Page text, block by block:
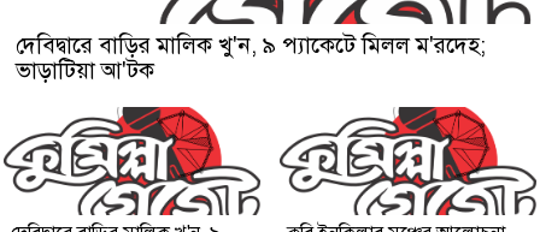
দেবিদ্বারে বাড়ির মালিক খু'ন, ৯ প্যাকেটে মিলল ম'রদেহ;
ভাড়াটিয়া আ'টক